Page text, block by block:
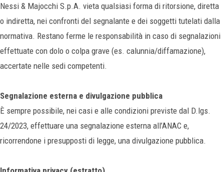
Nessi & Majocchi S.p.A. vieta qualsiasi forma di ritorsione, diretta
o indiretta, nei confronti del segnalante e dei soggetti tutelati dalla
normativa. Restano ferme le responsabilità in caso di segnalazioni
effettuate con dolo o colpa grave (es. calunnia/diffamazione),
accertate nelle sedi competenti.
Segnalazione esterna e divulgazione pubblica
È sempre possibile, nei casi e alle condizioni previste dal D.lgs.
24/2023, effettuare una segnalazione esterna all’ANAC e,
ricorrendone i presupposti di legge, una divulgazione pubblica.